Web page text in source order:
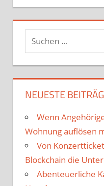
NEUESTE
Wenn
Wohnung auflösen
Von
Blockchain die
Abenteuerliche